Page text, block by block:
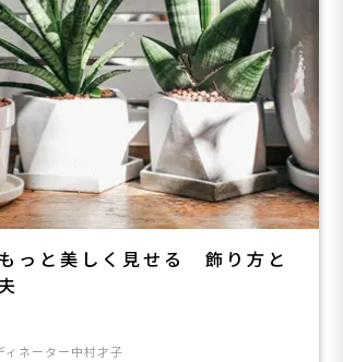
っと美しく見せる 飾り方と
ィネーター中村才子